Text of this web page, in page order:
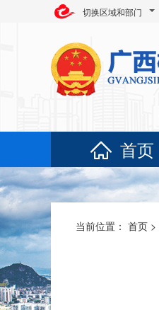
切换区域和部门
首页
当前位置： 首页 >